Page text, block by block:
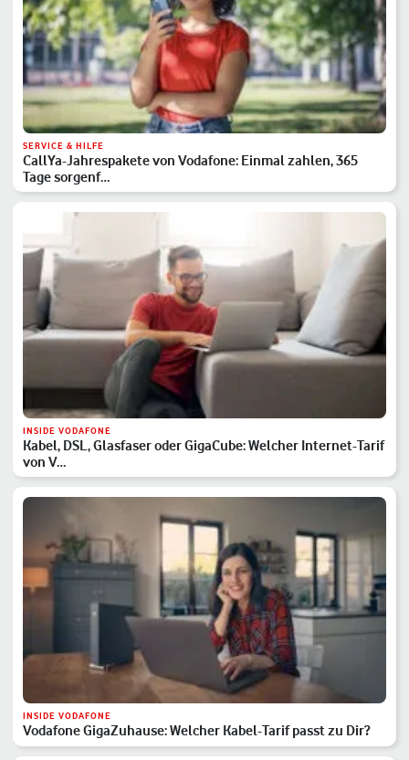
SERVICE & HILFE
CallYa-Jahrespakete von Vodafone: Einmal zahlen, 365
Tage sorgenf…
INSIDE VODAFONE
Kabel, DSL, Glasfaser oder GigaCube: Welcher Internet-Tarif
von V…
INSIDE VODAFONE
Vodafone GigaZuhause: Welcher Kabel-Tarif passt zu Dir?